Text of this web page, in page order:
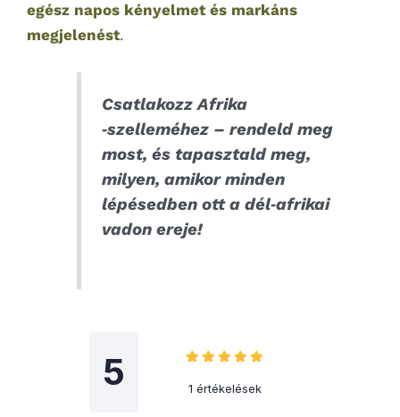
egész napos kényelmet és markáns
megjelenést.
Csatlakozz Afrika
‑szelleméhez – rendeld meg
most, és tapasztald meg,
milyen, amikor minden
lépésedben ott a dél‑afrikai
vadon ereje!
5 1 értékelések